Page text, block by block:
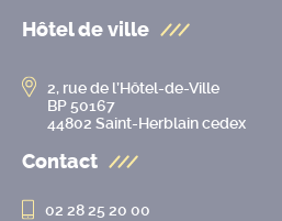
Hôtel de ville
2, rue de l’Hôtel-de-Ville
BP 50167
44802 Saint-Herblain cedex
Contact
02 28 25 20 00